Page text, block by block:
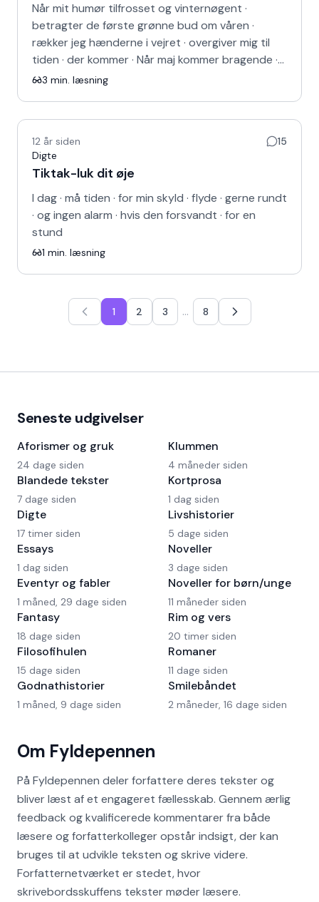
Når mit humør tilfrosset og vinternøgent ·
betragter de første grønne bud om våren ·
rækker jeg hænderne i vejret · overgiver mig til
tiden · der kommer · Når maj kommer bragende ·…
3 min. læsning
12 år siden
15
Digte
Tiktak-luk dit øje
I dag · må tiden · for min skyld · flyde · gerne rundt
· og ingen alarm · hvis den forsvandt · for en
stund
1 min. læsning
1 2 3 … 8
Om Fyldepennen
På Fyldepennen deler forfattere deres tekster og
bliver læst af et engageret fællesskab. Gennem ærlig
feedback og kvalificerede kommentarer fra både
læsere og forfatterkolleger opstår indsigt, der kan
bruges til at udvikle teksten og skrive videre.
Forfatternetværket er stedet, hvor
skrivebordsskuffens tekster møder læsere.
Seneste udgivelser
Aforismer og gruk
24 dage siden
Blandede tekster
7 dage siden
Digte
17 timer siden
Essays
1 dag siden
Eventyr og fabler
1 måned, 29 dage siden
Fantasy
18 dage siden
Filosofihulen
15 dage siden
Godnathistorier
1 måned, 9 dage siden
Klummen
4 måneder siden
Kortprosa
1 dag siden
Livshistorier
5 dage siden
Noveller
3 dage siden
Noveller for børn/unge
11 måneder siden
Rim og vers
20 timer siden
Romaner
11 dage siden
Smilebåndet
2 måneder, 16 dage siden